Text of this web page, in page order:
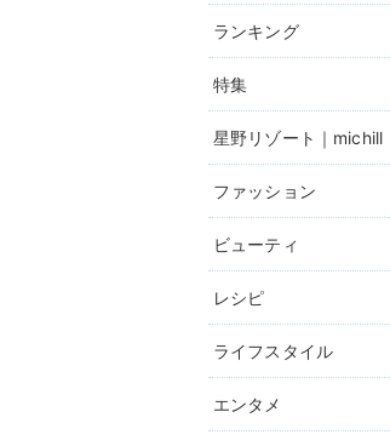
ランキング
特集
星野リゾート｜michill
ファッション
ビューティ
レシピ
ライフスタイル
エンタメ